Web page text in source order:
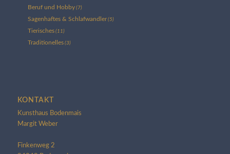
Beruf und Hobby (7)
Sagenhaftes & Schlafwandler (5)
Tierisches (11)
Traditionelles (3)
KONTAKT
Kunsthaus Bodenmais
Margit Weber
Finkenweg 2